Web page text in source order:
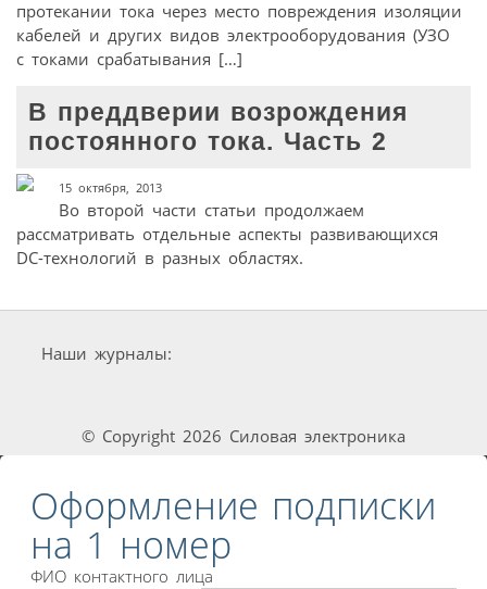
протекании тока через место повреждения изоляции
кабелей и других видов электрооборудования (УЗО
с токами срабатывания […]
В преддверии возрождения
постоянного тока. Часть 2
15 октября, 2013
Во второй части статьи продолжаем
рассматривать отдельные аспекты развивающихся
DC-технологий в разных областях.
Наши журналы:
© Copyright 2026 Силовая электроника
Оформление подписки
на 1 номер
ФИО контактного лица